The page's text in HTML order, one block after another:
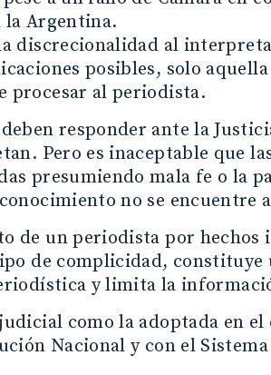
la Argentina.
discrecionalidad al
posibles, solo
procesar al periodista.
responder ante la
Pero es inaceptable que
presumiendo mala fe o la
no se encuentre
de un periodista por
de complicidad,
y limita la
como la adoptada en
Nacional y con el